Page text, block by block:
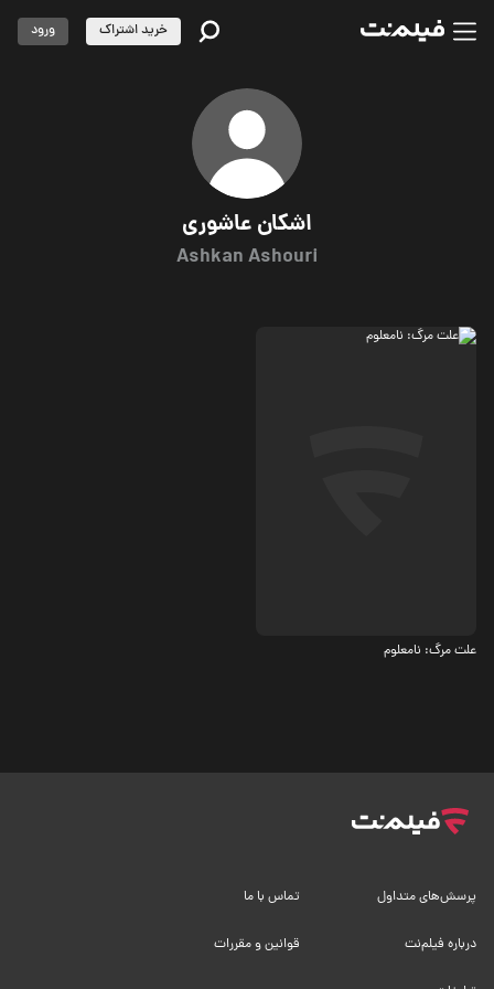
اشکان عاشوری
Ashkan Ashouri
خرید اشتراک ورود
علت مرگ: نامعلوم
پرسش‌های متداول تماس با ما
درباره فیلم‌نت قوانین و مقررات